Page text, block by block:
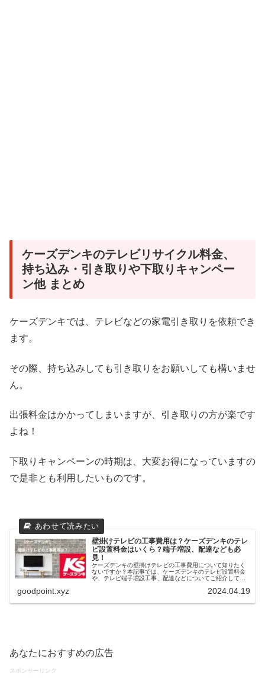
ケーズデンキのテレビリサイクル料金、
持ち込み・引き取りや下取りキャンペー
ン他 まとめ
ケーズデンキでは、テレビなどの家電引き取りを依頼でき
ます。
その際、持ち込みしても引き取りをお願いしても構いませ
ん。
出張料金はかかってしまいますが、引き取りの方が楽です
よね！
下取りキャンペーンの時期は、大変お得になっていますの
で是非とも利用したいものです。
壁掛けテレビの工事費用は？ケーズデンキのテレ
ビ設置料金はいくら？端子増設、配達なども必
見！
ケーズデンキの壁掛けテレビの工事費用について知りたく
ないですか？本記事では、ケーズデンキのテレビ設置料金
や、テレビ端子増設工事、配達などについてご紹介してい
金具を再利用した壁掛けテレビの入替など必見です。
goodpoint.xyz 2024.04.19
あなたにおすすめの広告
スポンサーリンク